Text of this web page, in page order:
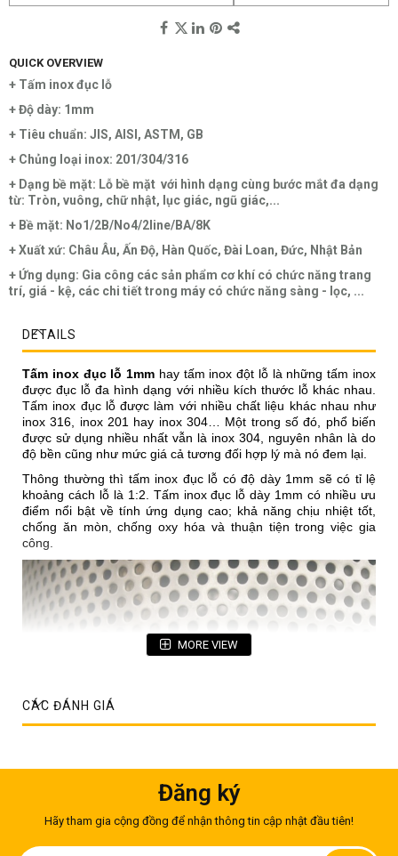
QUICK OVERVIEW
+ Tấm inox đục lỗ
+ Độ dày: 1mm
+ Tiêu chuẩn: JIS, AISI, ASTM, GB
+ Chủng loại inox: 201/304/316
+ Dạng bề mặt: Lỗ bề mặt với hình dạng cùng bước mắt đa dạng
từ: Tròn, vuông, chữ nhật, lục giác, ngũ giác,...
+ Bề mặt: No1/2B/No4/2line/BA/8K
+ Xuất xứ: Châu Âu, Ấn Độ, Hàn Quốc, Đài Loan, Đức, Nhật Bản
+ Ứng dụng: Gia công các sản phẩm cơ khí có chức năng trang
trí, giá - kệ, các chi tiết trong máy có chức năng sàng - lọc, ...
DETAILS
Tấm inox đục lỗ 1mm hay tấm inox đột lỗ là những tấm inox
được đục lỗ đa hình dạng với nhiều kích thước lỗ khác nhau.
Tấm inox đục lỗ được làm với nhiều chất liệu khác nhau như
inox 316, inox 201 hay inox 304… Một trong số đó, phổ biến
được sử dụng nhiều nhất vẫn là inox 304, nguyên nhân là do
độ bền cũng như mức giá cả tương đối hợp lý mà nó đem lại.
Thông thường thì tấm inox đục lỗ có độ dày 1mm sẽ có tỉ lệ
khoảng cách lỗ là 1:2. Tấm inox đục lỗ dày 1mm có nhiều ưu
điểm nổi bật về tính ứng dụng cao; khả năng chịu nhiệt tốt,
chống ăn mòn, chống oxy hóa và thuận tiện trong việc gia
công.
Thông thường để đục lỗ cho tấm inox sẽ sử dụng loại máy
MORE VIEW
CÁC ĐÁNH GIÁ
Đăng ký
Hãy tham gia cộng đồng để nhận thông tin cập nhật đầu tiên!
Đăng